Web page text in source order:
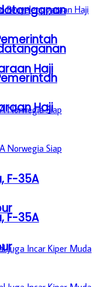
Haji
F-35A
Haji
F-35A